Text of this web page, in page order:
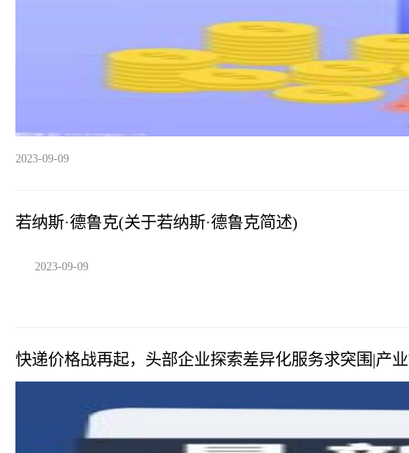
2023-09-09
若纳斯·德鲁克(关于若纳斯·德鲁克简述)
2023-09-09
快递价格战再起，头部企业探索差异化服务求突围|产